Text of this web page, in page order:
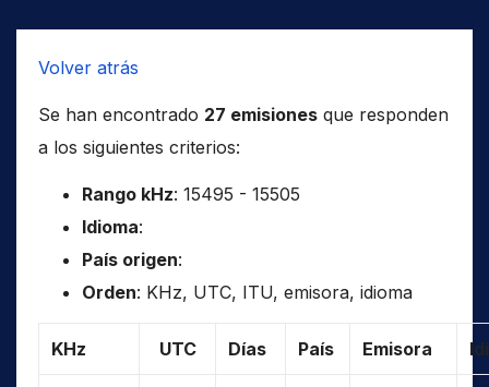
Volver atrás
Se han encontrado 27 emisiones que responden
a los siguientes criterios:
Rango kHz: 15495 - 15505
Idioma:
País origen:
Orden: KHz, UTC, ITU, emisora, idioma
KHz UTC Días País Emisora